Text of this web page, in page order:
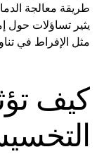
طريقة معالجة
يثير تساؤلات حول
مثل الإفراط في
كيف